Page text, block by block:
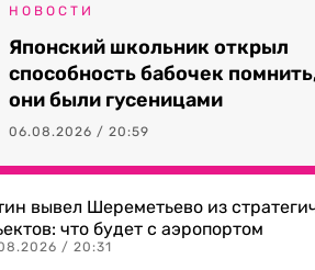
НОВОСТИ
Японский школьник открыл
способность бабочек
они были гусеницами
06.08.2026 / 20:59
вывел Шереметьево из
что будет с аэропортом
/ 20:31